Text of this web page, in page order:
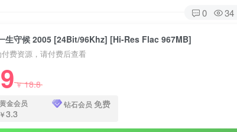
0 34
生守候 2005 [24Bit/96Khz] [Hi-Res Flac 967MB]
费资源，请付费后查看
￥18.8
黄金会员
￥3.3
钻石会员 免费